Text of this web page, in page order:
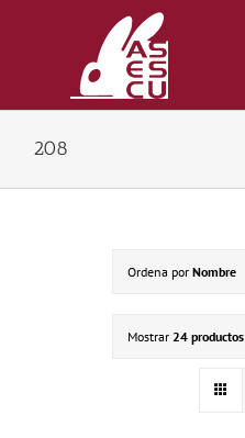
Inicio
208
Ordena por Nombre
Mostrar 24 productos